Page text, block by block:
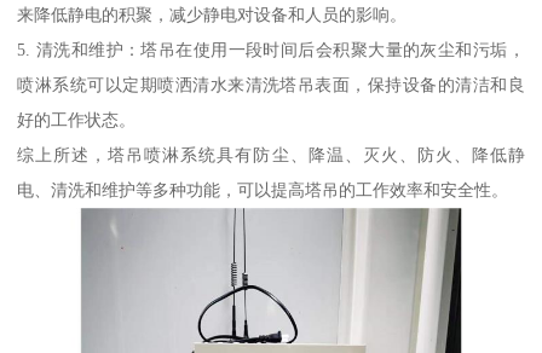
来降低静电的积聚，减少静电对设备和人员的影响。
5. 清洗和维护：塔吊在使用一段时间后会积聚大量的灰尘和污垢，
喷淋系统可以定期喷洒清水来清洗塔吊表面，保持设备的清洁和良
好的工作状态。
综上所述，塔吊喷淋系统具有防尘、降温、灭火、防火、降低静
电、清洗和维护等多种功能，可以提高塔吊的工作效率和安全性。